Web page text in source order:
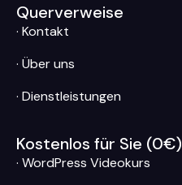
Querverweise
· Kontakt
· Über uns
· Dienstleistungen
Kostenlos für Sie (0€)
· WordPress Videokurs